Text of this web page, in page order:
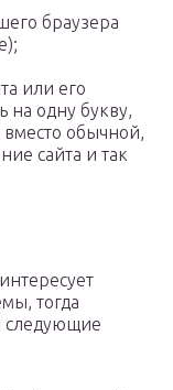
браузера
или его
на одну букву,
вместо обычной,
сайта и так
тогда
следующие